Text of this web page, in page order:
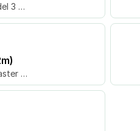
3 …
…